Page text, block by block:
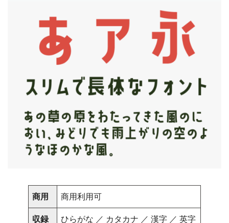
商用 商用利用可
収録 ひらがな ／ カタカナ ／ 漢字 ／ 英字